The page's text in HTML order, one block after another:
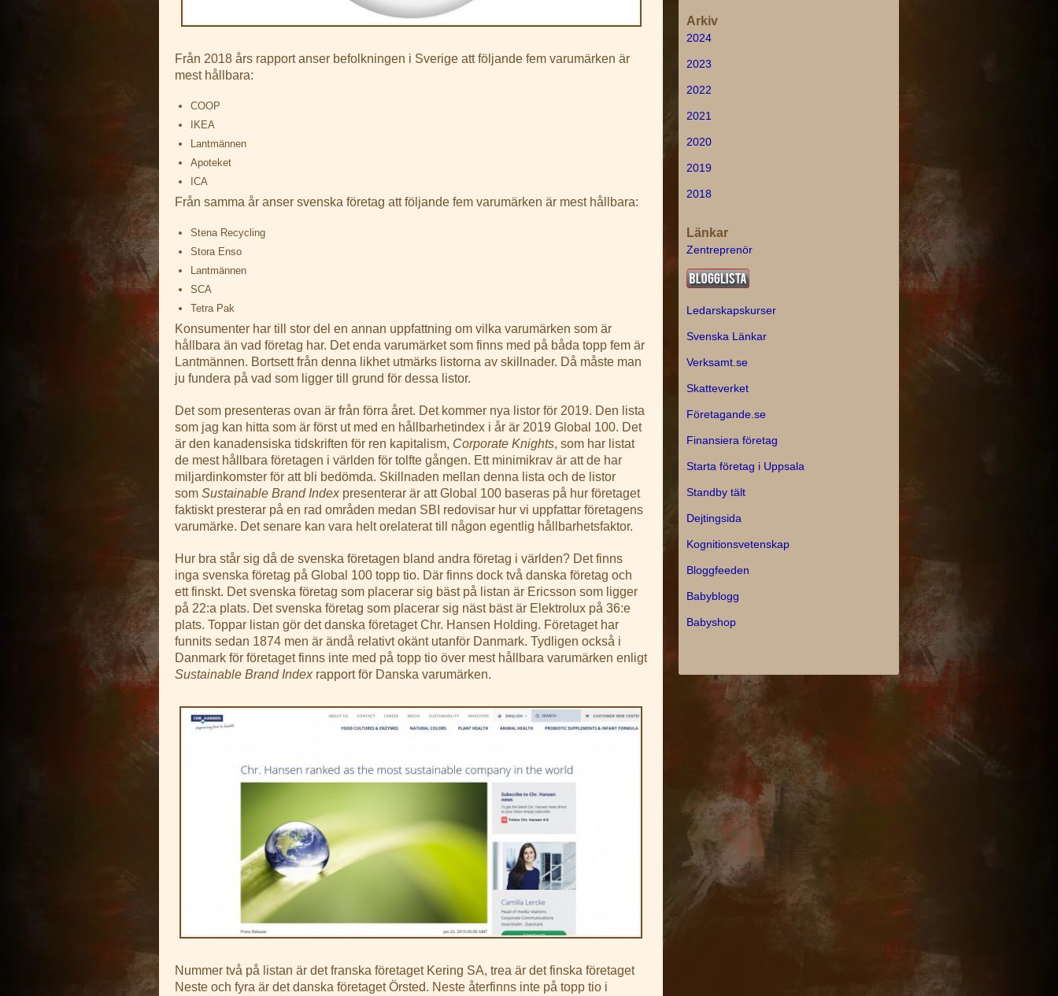
Från 2018 års rapport anser befolkningen i Sverige att följande fem varumärken är
mest hållbara:
COOP
IKEA
Lantmännen
Apoteket
ICA
Från samma år anser svenska företag att följande fem varumärken är mest hållbara:
Stena Recycling
Stora Enso
Lantmännen
SCA
Tetra Pak
Konsumenter har till stor del en annan uppfattning om vilka varumärken som är
hållbara än vad företag har. Det enda varumärket som finns med på båda topp fem är
Lantmännen. Bortsett från denna likhet utmärks listorna av skillnader. Då måste man
ju fundera på vad som ligger till grund för dessa listor.
Det som presenteras ovan är från förra året. Det kommer nya listor för 2019. Den lista
som jag kan hitta som är först ut med en hållbarhetindex i år är 2019 Global 100. Det
är den kanadensiska tidskriften för ren kapitalism, Corporate Knights, som har listat
de mest hållbara företagen i världen för tolfte gången. Ett minimikrav är att de har
miljardinkomster för att bli bedömda. Skillnaden mellan denna lista och de listor
som Sustainable Brand Indexpresenterar är att Global 100 baseras på hur företaget
faktiskt presterar på en rad områden medan SBI redovisar hur vi uppfattar företagens
varumärke. Det senare kan vara helt orelaterat till någon egentlig hållbarhetsfaktor.
Hur bra står sig då de svenska företagen bland andra företag i världen? Det finns
inga svenska företag på Global 100 topp tio. Där finns dock två danska företag och
ett finskt. Det svenska företag som placerar sig bäst på listan är Ericsson som ligger
på 22:a plats. Det svenska företag som placerar sig näst bäst är Elektrolux på 36:e
plats. Toppar listan gör det danska företaget Chr. Hansen Holding. Företaget har
funnits sedan 1874 men är ändå relativt okänt utanför Danmark. Tydligen också i
Danmark för företaget finns inte med på topp tio över mest hållbara varumärken enligt
Sustainable Brand Indexrapport för Danska varumärken.
Nummer två på listan är det franska företaget Kering SA, trea är det finska företaget
Neste och fyra är det danska företaget Örsted. Neste återfinns inte på topp tio i
Arkiv
2024
2023
2022
2021
2020
2019
2018
Länkar
Zentreprenör
Ledarskapskurser
Svenska Länkar
Verksamt.se
Skatteverket
Företagande.se
Finansiera företag
Starta företag i Uppsala
Standby tält
Dejtingsida
Kognitionsvetenskap
Bloggfeeden
Babyblogg
Babyshop